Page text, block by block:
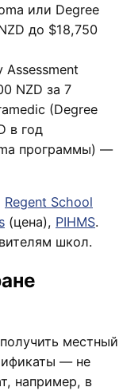
или Degree
до $18,750
Assessment
NZD за 7
(Degree
в год
программы) —
Regent School
(цена), PIHMS.
школ.
местный
— не
например, в